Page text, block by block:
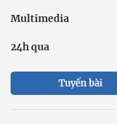
Multimedia
24h qua
Tuyến bài